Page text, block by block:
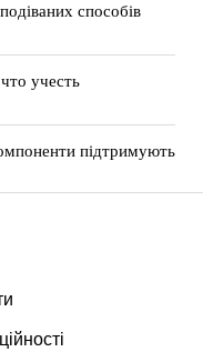
способів
учесть
підтримують